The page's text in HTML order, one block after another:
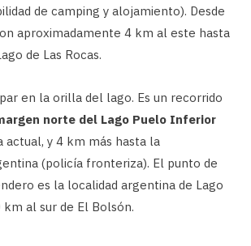
de camping y alojamiento). Desde
aproximadamente 4 km al este hasta
de Las Rocas.
en la orilla del lago. Es un recorrido
norte del Lago Puelo Inferior
y 4 km más hasta la
(policía fronteriza). El punto de
es la localidad argentina de Lago
km al sur de El Bolsón.